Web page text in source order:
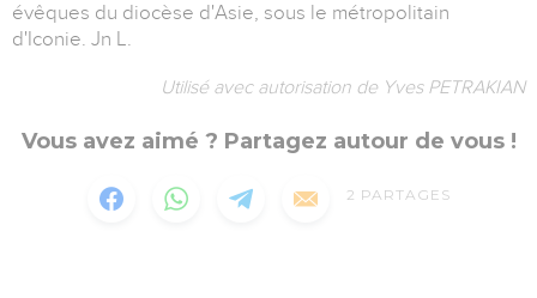
évêques du diocèse d'Asie, sous le métropolitain
d'Iconie. Jn L.
Utilisé avec autorisation de Yves PETRAKIAN
Vous avez aimé ? Partagez autour de vous !
2 PARTAGES